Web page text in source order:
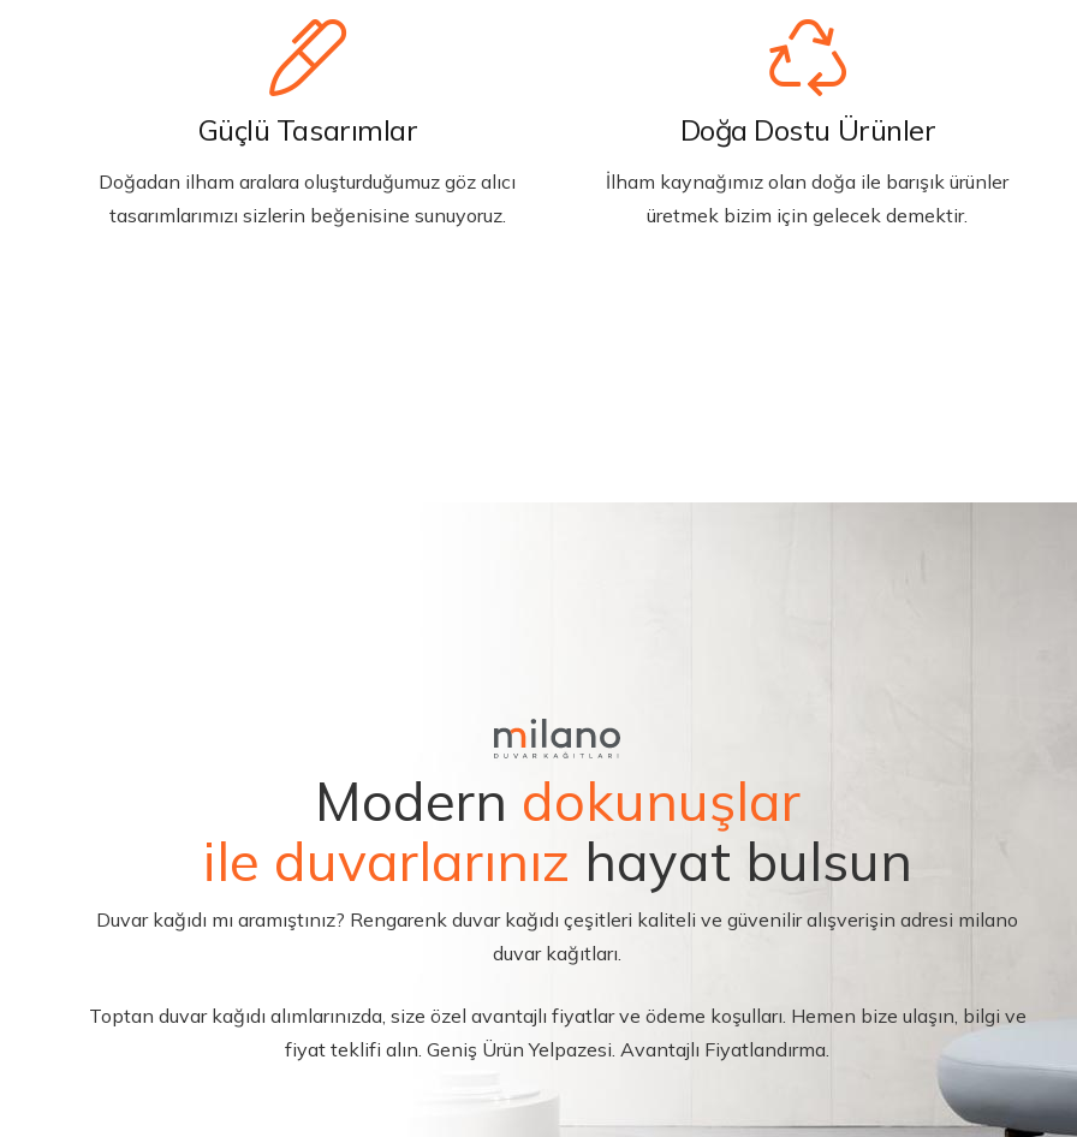
Güçlü Tasarımlar
Doğadan ilham aralara oluşturduğumuz göz alıcı
tasarımlarımızı sizlerin beğenisine sunuyoruz.
Doğa Dostu Ürünler
İlham kaynağımız olan doğa ile barışık ürünler
üretmek bizim için gelecek demektir.
Modern dokunuşlar
ile duvarlarınız hayat bulsun
Duvar kağıdı mı aramıştınız? Rengarenk duvar kağıdı çeşitleri kaliteli ve güvenilir alışverişin adresi milano
duvar kağıtları.
Toptan duvar kağıdı alımlarınızda, size özel avantajlı fiyatlar ve ödeme koşulları. Hemen bize ulaşın, bilgi ve
fiyat teklifi alın. Geniş Ürün Yelpazesi. Avantajlı Fiyatlandırma.